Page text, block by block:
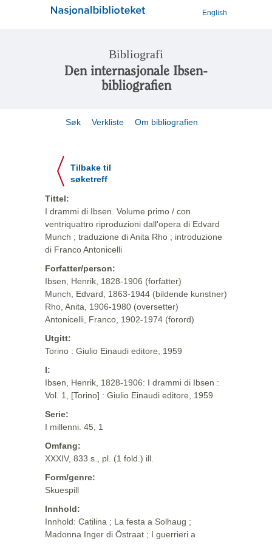
English
Bibliografi
Den internasjonale Ibsen-
bibliografien
Søk Verkliste Om bibliografien
Tilbake til
søketreff
Tittel:
I drammi di Ibsen. Volume primo / con
ventriquattro riproduzioni dall'opera di Edvard
Munch ; traduzione di Anita Rho ; introduzione
di Franco Antonicelli
Forfatter/person:
Ibsen, Henrik, 1828-1906 (forfatter)
Munch, Edvard, 1863-1944 (bildende kunstner)
Rho, Anita, 1906-1980 (oversetter)
Antonicelli, Franco, 1902-1974 (forord)
Utgitt:
Torino : Giulio Einaudi editore, 1959
I:
Ibsen, Henrik, 1828-1906: I drammi di Ibsen :
Vol. 1, [Torino] : Giulio Einaudi editore, 1959
Serie:
I millenni. 45, 1
Omfang:
XXXIV, 833 s., pl. (1 fold.) ill.
Form/genre:
Skuespill
Innhold:
Innhold: Catilina ; La festa a Solhaug ;
Madonna Inger di Östraat ; I guerrieri a